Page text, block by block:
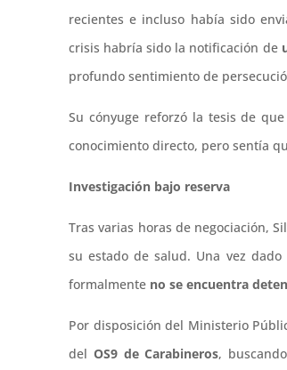
recientes e incluso había sido
crisis habría sido la notificación de
profundo sentimiento de
Su cónyuge reforzó la tesis de
conocimiento directo, pero sentía
Investigación bajo reserva
Tras varias horas de negociación,
su estado de salud. Una vez
formalmente no se encuentra
Por disposición del Ministerio
del OS9 de Carabineros,